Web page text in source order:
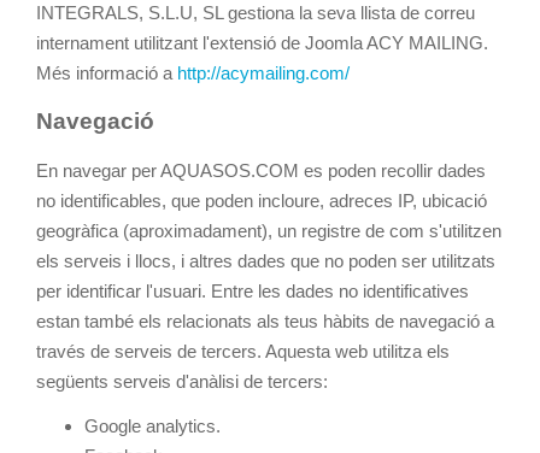
INTEGRALS, S.L.U, SL gestiona la seva llista de correu
internament utilitzant l'extensió de Joomla ACY MAILING.
Més informació a http://acymailing.com/
Navegació
En navegar per AQUASOS.COM es poden recollir dades
no identificables, que poden incloure, adreces IP, ubicació
geogràfica (aproximadament), un registre de com s'utilitzen
els serveis i llocs, i altres dades que no poden ser utilitzats
per identificar l'usuari. Entre les dades no identificatives
estan també els relacionats als teus hàbits de navegació a
través de serveis de tercers. Aquesta web utilitza els
següents serveis d'anàlisi de tercers:
Google analytics.